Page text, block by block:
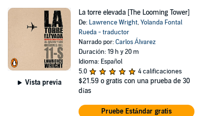
Vista previa
La torre elevada [The Looming Tower]
De: Lawrence Wright,Yolanda Fontal
Rueda - traductor
Narrado por:Carlos Álvarez
Duración: 19 h y 20 m
Idioma: Español
5.0
4 calificaciones
$21.59 o gratis con una prueba de 30
días
Pruebe Estándar gratis